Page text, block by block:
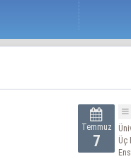
Temmuz
7
Üç